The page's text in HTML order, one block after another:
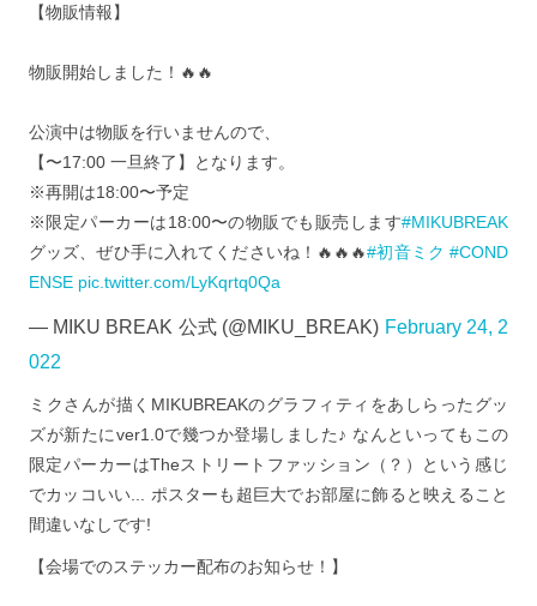
【物販情報】
物販開始しました！🔥🔥
公演中は物販を行いませんので、
【〜17:00 一旦終了】となります。
※再開は18:00〜予定
※限定パーカーは18:00〜の物販でも販売します#MIKUBREAK
グッズ、ぜひ手に入れてくださいね！🔥🔥🔥#初音ミク #COND
ENSE pic.twitter.com/LyKqrtq0Qa
— MIKU BREAK 公式 (@MIKU_BREAK) February 24, 2
022
ミクさんが描くMIKUBREAKのグラフィティをあしらったグッ
ズが新たにver1.0で幾つか登場しました♪ なんといってもこの
限定パーカーはTheストリートファッション（？）という感じ
でカッコいい... ポスターも超巨大でお部屋に飾ると映えること
間違いなしです!
【会場でのステッカー配布のお知らせ！】